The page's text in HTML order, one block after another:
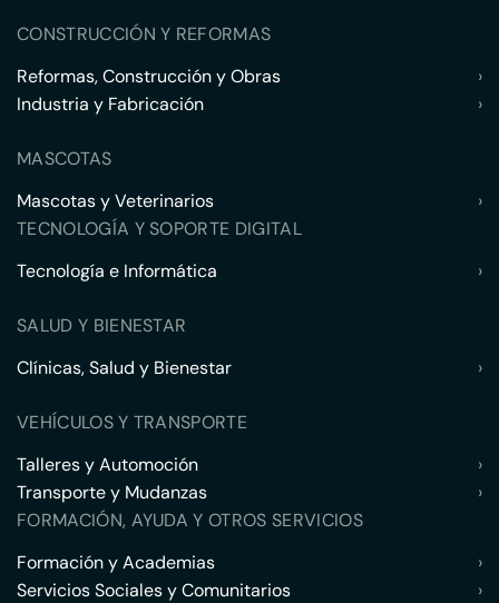
CONSTRUCCIÓN Y REFORMAS
Reformas, Construcción y Obras
›
Industria y Fabricación
›
MASCOTAS
Mascotas y Veterinarios
›
TECNOLOGÍA Y SOPORTE DIGITAL
Tecnología e Informática
›
SALUD Y BIENESTAR
Clínicas, Salud y Bienestar
›
VEHÍCULOS Y TRANSPORTE
Talleres y Automoción
›
Transporte y Mudanzas
›
FORMACIÓN, AYUDA Y OTROS SERVICIOS
Formación y Academias
›
Servicios Sociales y Comunitarios
›